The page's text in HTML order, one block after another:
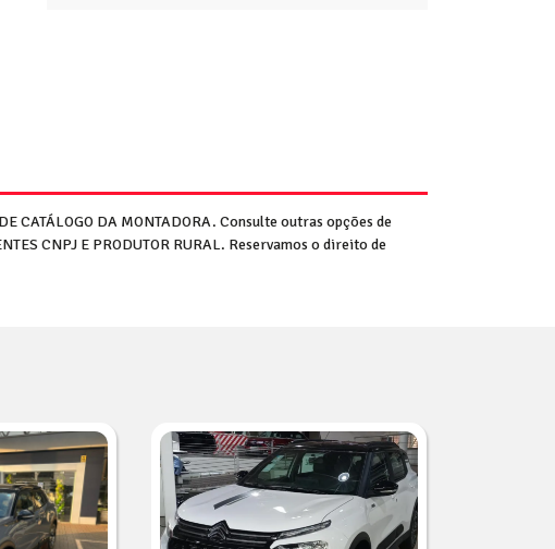
CATÁLOGO DA MONTADORA. Consulte outras opções de
CNPJ E PRODUTOR RURAL. Reservamos o direito de